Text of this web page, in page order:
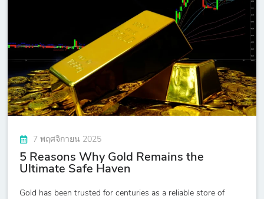
7 พฤศจิกายน 2025
5 Reasons Why Gold Remains the
Ultimate Safe Haven
Gold has been trusted for centuries as a reliable store of